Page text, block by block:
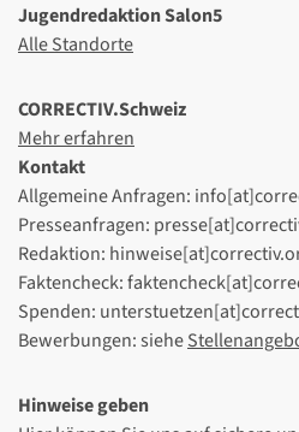
Jugendredaktion Salon5
Alle Standorte
CORRECTIV.Schweiz
Mehr erfahren
Kontakt
Allgemeine Anfragen:
Presseanfragen:
Redaktion:
Faktencheck:
Spenden:
Bewerbungen: siehe
Hinweise geben